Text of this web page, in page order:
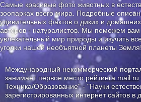
Самые красивые фото животных в
зоопарках всего мира. Подробные
удивительных фактов о диких и
авторов - натуралистов. Мы поможем вам
увлекательный мир природы и изучить
уголки нашей необъятной планеты Земля!
Международный некоммерческий
занимает первое месторейтинга mail.ru
Техника/Образование" - "Науки
зарегистрированных интернет сайтов в